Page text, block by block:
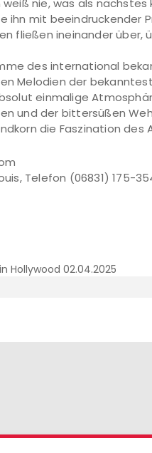
nie, was als
ihn mit beeindruckender
fließen ineinander über,
des international
Melodien der
einmalige
und der bittersüßen
die Faszination des
Telefon (06831) 175-